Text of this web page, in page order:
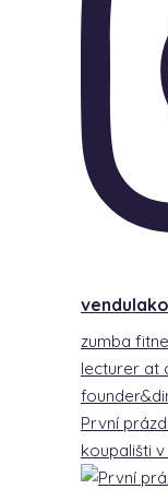
zumba
lecturer at
První
koupališti v